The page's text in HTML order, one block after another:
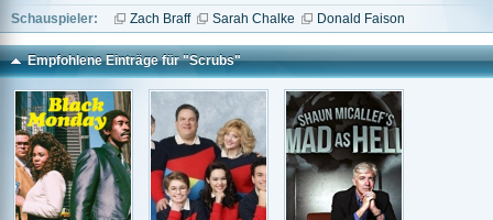
Schauspieler:
Zach Braff Sarah Chalke Donald Faison
Empfohlene Einträge für "Scrubs"